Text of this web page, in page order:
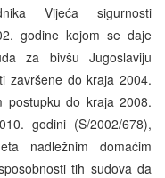
Vijeća sigurnosti
godine kojom se daje
za bivšu Jugoslaviju
završene do kraja 2004.
postupku do kraja 2008.
godini (S/2002/678),
nadležnim domaćim
tih sudova da